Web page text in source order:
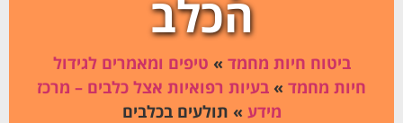
הכלב
ביטוח חיות מחמד » טיפים ומאמרים לגידול
חיות מחמד » בעיות רפואיות אצל כלבים – מרכז
מידע » תולעים בכלבים